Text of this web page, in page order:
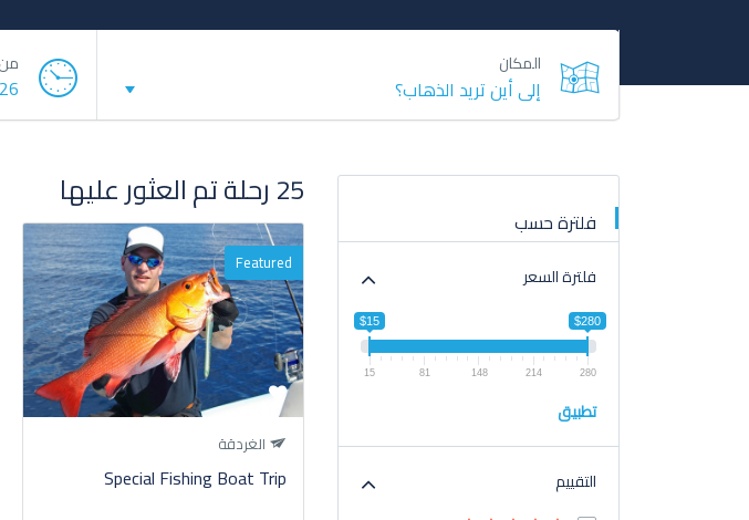
المكان
فلترة حسب
فلترة السعر
$15 $280
15 81 148 214 280
تطبيق
التقييم
25 رحلة تم العثور عليها
Featured
الغردقة
Special Fishing Boat Trip